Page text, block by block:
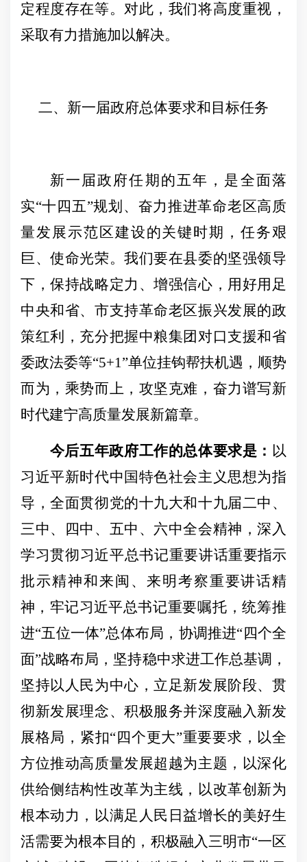
定程度存在等。对此，我们将高度重视，
采取有力措施加以解决。
二、新一届政府总体要求和目标任务
新一届政府任期的五年，是全面落
实“十四五”规划、奋力推进革命老区高质
量发展示范区建设的关键时期，任务艰
巨、使命光荣。我们要在县委的坚强领导
下，保持战略定力、增强信心，用好用足
中央和省、市支持革命老区振兴发展的政
策红利，充分把握中粮集团对口支援和省
委政法委等“5+1”单位挂钩帮扶机遇，顺势
而为，乘势而上，攻坚克难，奋力谱写新
时代建宁高质量发展新篇章。
今后五年政府工作的总体要求是： 以
习近平新时代中国特色社会主义思想为指
导，全面贯彻党的十九大和十九届二中、
三中、四中、五中、六中全会精神，深入
学习贯彻习近平总书记重要讲话重要指示
批示精神和来闽、来明考察重要讲话精
神，牢记习近平总书记重要嘱托，统筹推
进“五位一体”总体布局，协调推进“四个全
面”战略布局，坚持稳中求进工作总基调，
坚持以人民为中心，立足新发展阶段、贯
彻新发展理念、积极服务并深度融入新发
展格局，紧扣“四个更大”重要要求，以全
方位推动高质量发展超越为主题，以深化
供给侧结构性改革为主线，以改革创新为
根本动力，以满足人民日益增长的美好生
活需要为根本目的，积极融入三明市“一区